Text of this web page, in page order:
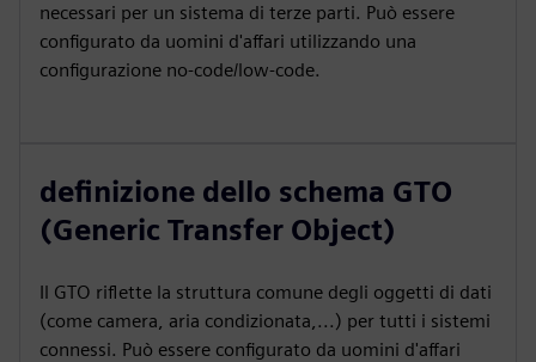
necessari per un sistema di terze parti. Può essere
configurato da uomini d'affari utilizzando una
configurazione no-code/low-code.
definizione dello schema GTO
(Generic Transfer Object)
Il GTO riflette la struttura comune degli oggetti di dati
(come camera, aria condizionata,...) per tutti i sistemi
connessi. Può essere configurato da uomini d'affari